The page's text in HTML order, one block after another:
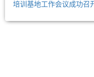
培训基地工作会议成功召